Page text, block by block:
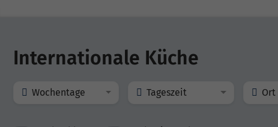
Internationale Küche
Wochentage Tageszeit Ort